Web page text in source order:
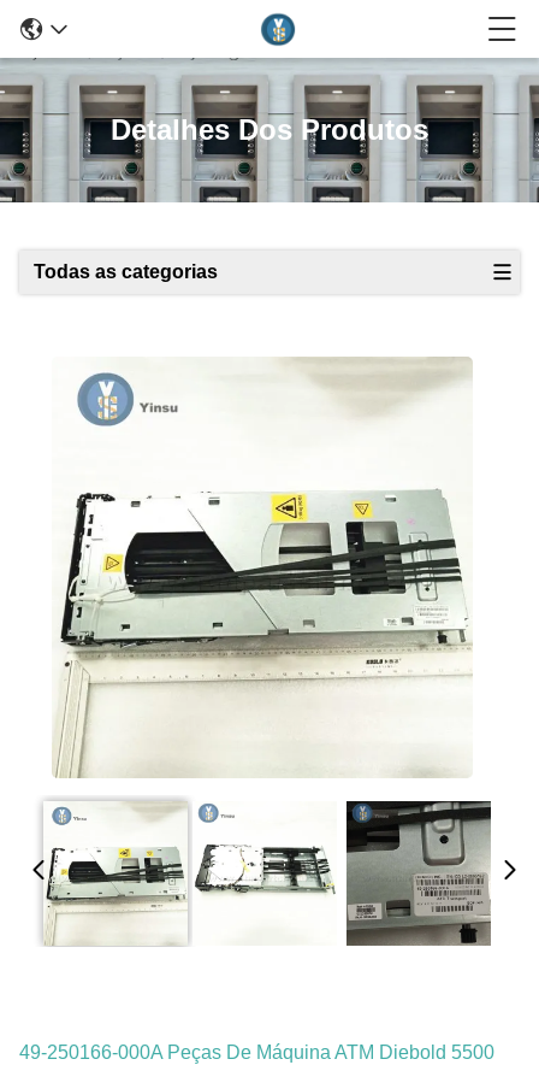
Detalhes Dos Produtos
Todas as categorias
49-250166-000A Peças De Máquina ATM Diebold 5500